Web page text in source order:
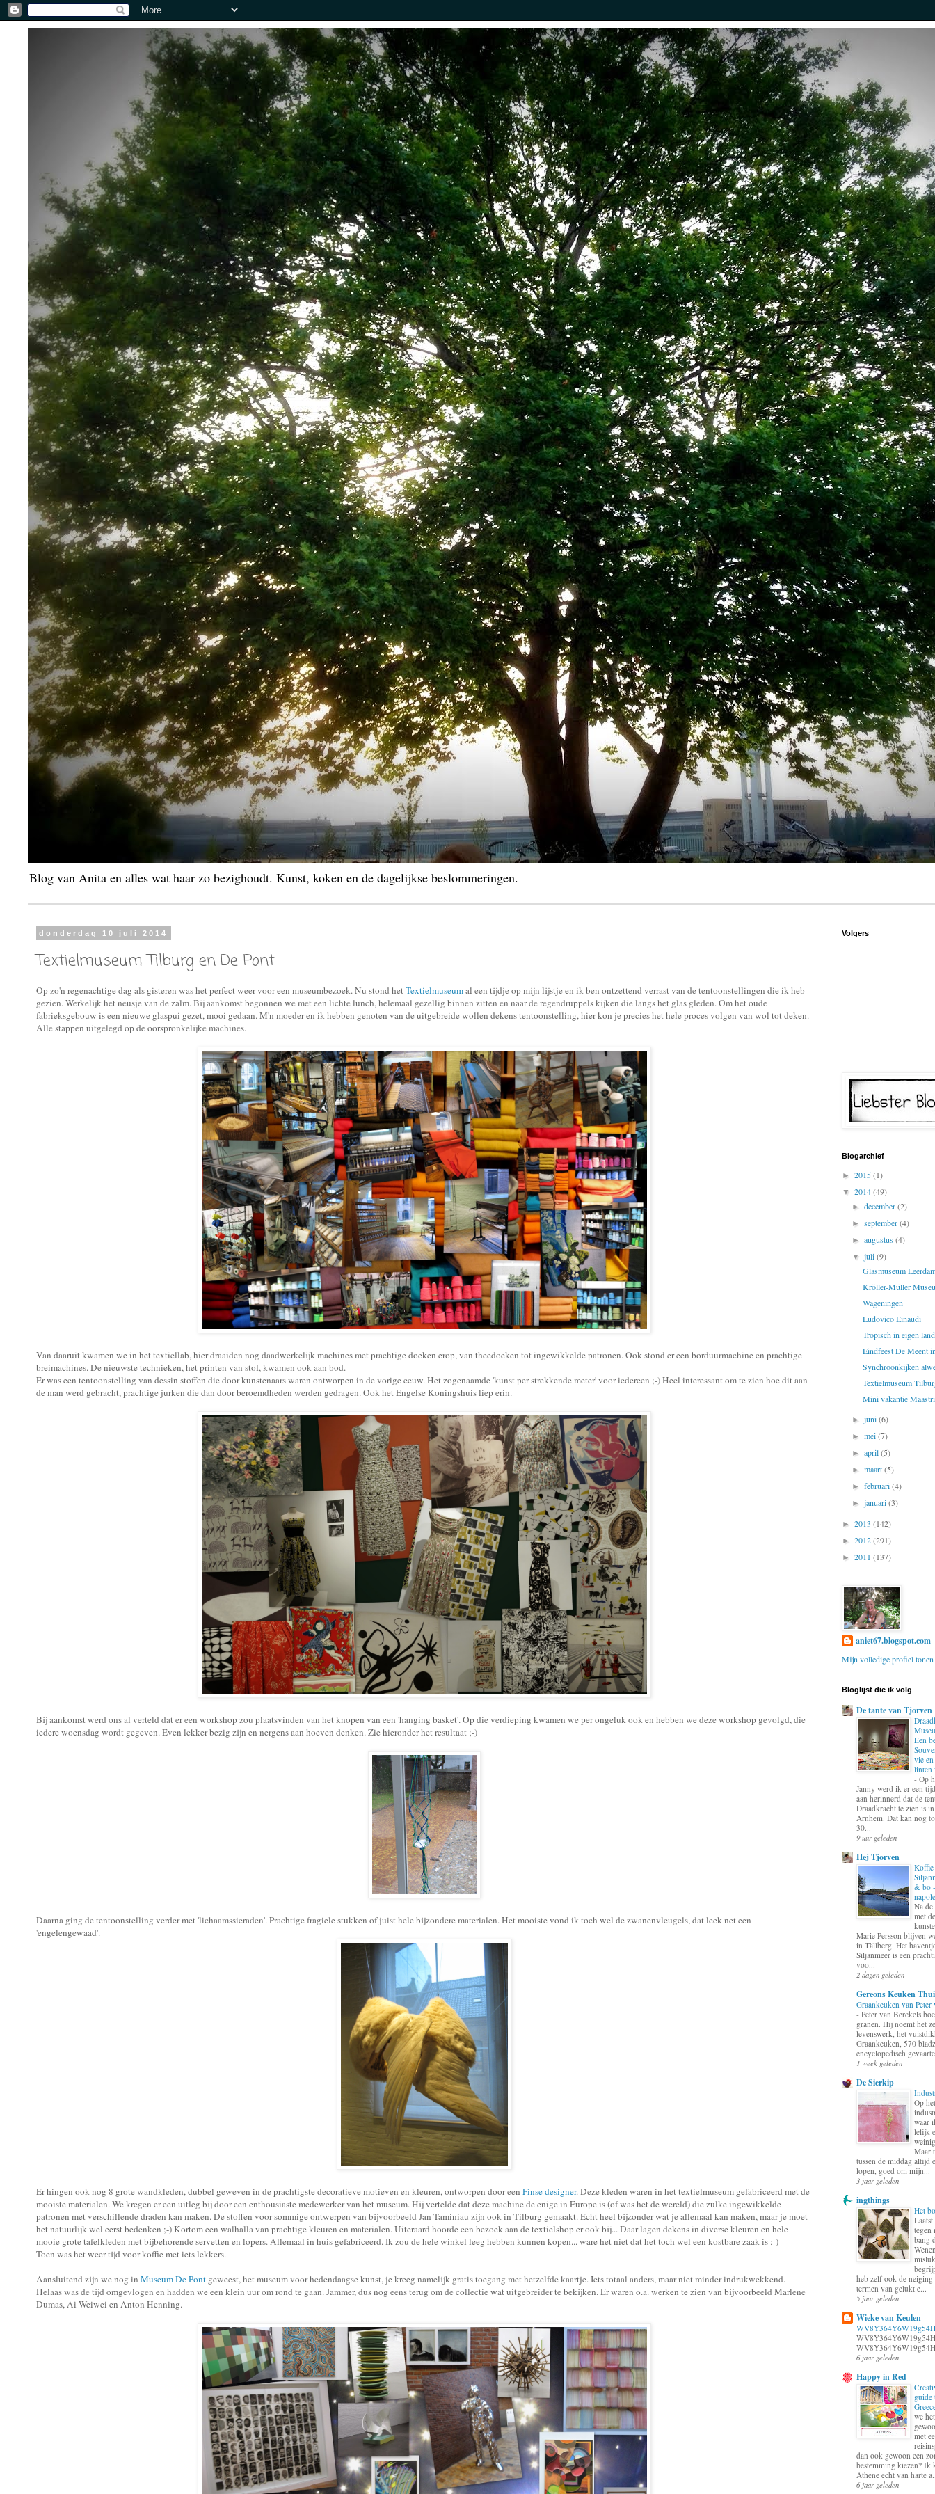
Blog van Anita en alles wat haar zo bezighoudt. Kunst, koken en de dagelijkse beslommeringen.
donderdag 10 juli 2014
Textielmuseum Tilburg en De Pont
Op zo'n regenachtige dag als gisteren was het perfect weer voor een museumbezoek. Nu stond hetTextielmuseumal een tijdje op mijn lijstje en ik ben ontzettend verrast van de tentoonstellingen die ik heb
gezien. Werkelijk het neusje van de zalm. Bij aankomst begonnen we met een lichte lunch, helemaal gezellig binnen zitten en naar de regendruppels kijken die langs het glas gleden. Om het oude
fabrieksgebouw is een nieuwe glaspui gezet, mooi gedaan. M'n moeder en ik hebben genoten van de uitgebreide wollen dekens tentoonstelling, hier kon je precies het hele proces volgen van wol tot deken.
Alle stappen uitgelegd op de oorspronkelijke machines.
Van daaruit kwamen we in het textiellab, hier draaiden nog daadwerkelijk machines met prachtige doeken erop, van theedoeken tot ingewikkelde patronen. Ook stond er een borduurmachine en prachtige
breimachines. De nieuwste technieken, het printen van stof, kwamen ook aan bod.
Er was een tentoonstelling van dessin stoffen die door kunstenaars waren ontworpen in de vorige eeuw. Het zogenaamde 'kunst per strekkende meter' voor iedereen ;-) Heel interessant om te zien hoe dit aan
de man werd gebracht, prachtige jurken die dan door beroemdheden werden gedragen. Ook het Engelse Koningshuis liep erin.
Bij aankomst werd ons al verteld dat er een workshop zou plaatsvinden van het knopen van een 'hanging basket'. Op die verdieping kwamen we per ongeluk ook en hebben we deze workshop gevolgd, die
iedere woensdag wordt gegeven. Even lekker bezig zijn en nergens aan hoeven denken. Zie hieronder het resultaat ;-)
Daarna ging de tentoonstelling verder met 'lichaamssieraden'. Prachtige fragiele stukken of juist hele bijzondere materialen. Het mooiste vond ik toch wel de zwanenvleugels, dat leek net een
'engelengewaad'.
Er hingen ook nog 8 grote wandkleden, dubbel geweven in de prachtigste decoratieve motieven en kleuren, ontworpen door een Finse designer. Deze kleden waren in het textielmuseum gefabriceerd met de
mooiste materialen. We kregen er een uitleg bij door een enthousiaste medewerker van het museum. Hij vertelde dat deze machine de enige in Europe is (of was het de wereld) die zulke ingewikkelde
patronen met verschillende draden kan maken. De stoffen voor sommige ontwerpen van bijvoorbeeld Jan Taminiau zijn ook in Tilburg gemaakt. Echt heel bijzonder wat je allemaal kan maken, maar je moet
het natuurlijk wel eerst bedenken ;-) Kortom een walhalla van prachtige kleuren en materialen. Uiteraard hoorde een bezoek aan de textielshop er ook bij... Daar lagen dekens in diverse kleuren en hele
mooie grote tafelkleden met bijbehorende servetten en lopers. Allemaal in huis gefabriceerd. Ik zou de hele winkel leeg hebben kunnen kopen... ware het niet dat het toch wel een kostbare zaak is ;-)
Toen was het weer tijd voor koffie met iets lekkers.
Aansluitend zijn we nog in Museum De Pont geweest, het museum voor hedendaagse kunst, je kreeg namelijk gratis toegang met hetzelfde kaartje. Iets totaal anders, maar niet minder indrukwekkend.
Helaas was de tijd omgevlogen en hadden we een klein uur om rond te gaan. Jammer, dus nog eens terug om de collectie wat uitgebreider te bekijken. Er waren o.a. werken te zien van bijvoorbeeld Marlene
Dumas, Ai Weiwei en Anton Henning.
Volgers
Blogarchief
► 2015(1)
▼ 2014(49)
►december(2)
►september(4)
►augustus(4)
▼juli(9)
Glasmuseum
Kröller-Müller
Wageningen
Ludovico Einaudi
Tropisch in eigen land
Eindfeest De Meent
Synchroonkijken
Textielmuseum
Mini vakantie
►juni(6)
►mei(7)
►april(5)
►maart(5)
►februari(4)
►januari(3)
► 2013 (142)
► 2012(291)
► 2011 (137)
aniet67.blogspot.com
Mijn volledige profiel tonen
Bloglijst die ik volg
De tante van Tjorven
Een
vie
linten
- Op
Janny werd ik er een
aan herinnerd dat de
Draadkracht te zien is
Arnhem. Dat kan nog
30...
9 uur geleden
Hej Tjorven
Koffie
& bo -
Na
met
Marie Persson blijven
in Tällberg. Het
Siljanmeer is een
voo...
2 dagen geleden
Gereons Keuken
Graankeuken van
- Peter van Berckels
granen. Hij noemt het
levenswerk, het
Graankeuken, 570
encyclopedisch
1 week geleden
De Sierkip
Op het
waar
lelijk
Maar
tussen de middag altijd
lopen, goed om mijn...
3 jaar geleden
ingthings
Het
tegen
bang
heb zelf ook de
termen van gelukt e...
5 jaar geleden
Wieke van Keulen
6 jaar geleden
Happy in Red
guide
we
met
dan ook gewoon een
bestemming kiezen? Ik
Athene echt van harte
6 jaar geleden